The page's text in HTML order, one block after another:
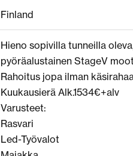
Finland
Hieno sopivilla tunneilla
pyöräalustainen StageV
Rahoitus jopa ilman
Kuukausierä Alk.1534€+alv
Varusteet:
Rasvari
Led-Työvalot